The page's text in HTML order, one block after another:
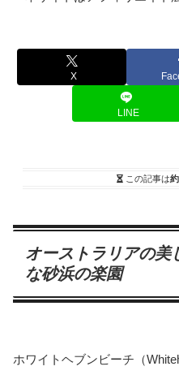
X
LINE
この記事は
オーストラリアの美
な砂浜の楽園
ホワイトヘブンビーチ（